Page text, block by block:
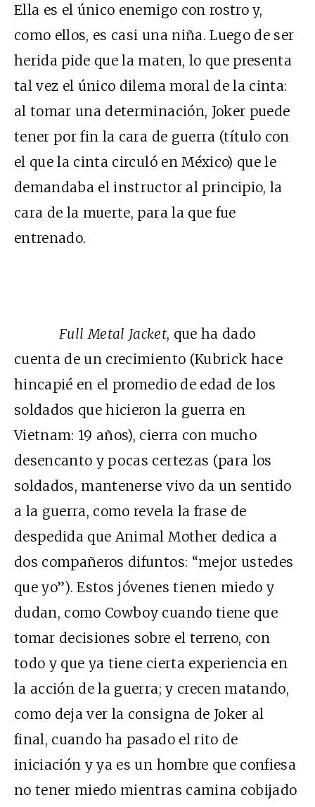
Ella es el único enemigo con rostro y,
como ellos, es casi una niña. Luego de ser
herida pide que la maten, lo que presenta
tal vez el único dilema moral de la cinta:
al tomar una determinación, Joker puede
tener por fin la cara de guerra (título con
el que la cinta circuló en México) que le
demandaba el instructor al principio, la
cara de la muerte, para la que fue
entrenado.
Full Metal Jacket, que ha dado
cuenta de un crecimiento (Kubrick hace
hincapié en el promedio de edad de los
soldados que hicieron la guerra en
Vietnam: 19 años), cierra con mucho
desencanto y pocas certezas (para los
soldados, mantenerse vivo da un sentido
a la guerra, como revela la frase de
despedida que Animal Mother dedica a
dos compañeros difuntos: “mejor ustedes
que yo”). Estos jóvenes tienen miedo y
dudan, como Cowboy cuando tiene que
tomar decisiones sobre el terreno, con
todo y que ya tiene cierta experiencia en
la acción de la guerra; y crecen matando,
como deja ver la consigna de Joker al
final, cuando ha pasado el rito de
iniciación y ya es un hombre que confiesa
no tener miedo mientras camina cobijado